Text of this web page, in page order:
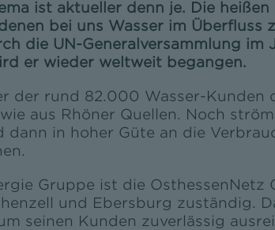
ist aktueller denn je. Die
bei uns Wasser im
die UN-Generalversammlung im
er wieder weltweit begangen.
der rund 82.000 Wasser-
aus Rhöner Quellen. Noch
dann in hoher Güte an die
Gruppe ist die
und Ebersburg zuständig.
seinen Kunden zuverlässig